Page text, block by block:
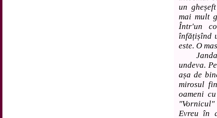
un
mai mult
Într'un
înfățișînd
este. O
undeva.
așa de
mirosul
oameni
Evreu în